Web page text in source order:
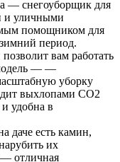
— снегоуборщик для
и уличными
помощником для
период.
вам работать
— —
уборку
выхлопами СО2
удобна в
даче есть камин,
их
— отличная